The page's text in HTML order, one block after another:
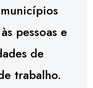
pessoas e
de
trabalho.